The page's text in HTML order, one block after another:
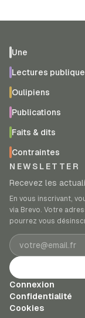
Une
Lectures
Oulipiens
Publications
Faits & dits
Contraintes
NEWSLETTER
Recevez les
En vous inscrivant,
via Brevo. Votre
pourrez vous
Adresse e-mail
Connexion
Confidentialité
Cookies